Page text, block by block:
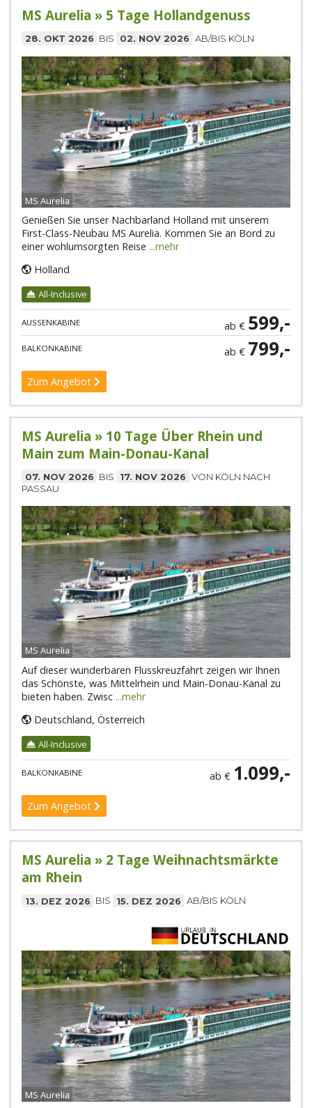
MS Aurelia » 5 Tage Hollandgenuss
28. OKT 2026 BIS 02. NOV 2026 AB/BIS KÖLN
MS Aurelia
Genießen Sie unser Nachbarland Holland mit unserem
First-Class-Neubau MS Aurelia. Kommen Sie an Bord zu
einer wohlumsorgten Reise ...mehr
Holland
All-Inclusive
AUSSENKABINE ab € 599,-
BALKONKABINE ab € 799,-
Zum Angebot
MS Aurelia » 10 Tage Über Rhein und
Main zum Main-Donau-Kanal
07. NOV 2026 BIS 17. NOV 2026 VON KÖLN NACH
PASSAU
MS Aurelia
Auf dieser wunderbaren Flusskreuzfahrt zeigen wir Ihnen
das Schönste, was Mittelrhein und Main-Donau-Kanal zu
bieten haben. Zwisc ...mehr
Deutschland, Österreich
All-Inclusive
BALKONKABINE ab € 1.099,-
Zum Angebot
MS Aurelia » 2 Tage Weihnachtsmärkte
am Rhein
13. DEZ 2026 BIS 15. DEZ 2026 AB/BIS KÖLN
MS Aurelia